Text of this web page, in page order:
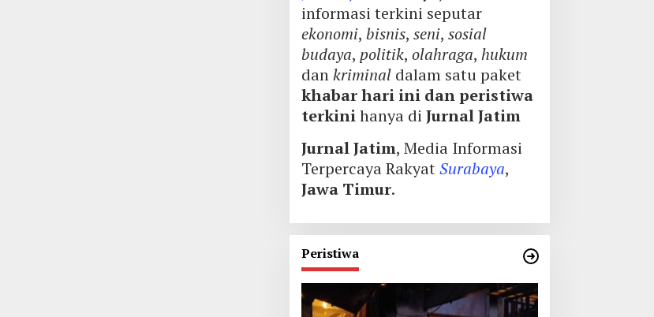
informasi terkini seputar
ekonomi, bisnis, seni, sosial
budaya, politik, olahraga, hukum
dankriminaldalam satu paket
khabar hari ini dan peristiwa
terkinihanya di Jurnal Jatim
Jurnal Jatim, Media Informasi
Terpercaya RakyatSurabaya,
Jawa Timur.
Peristiwa